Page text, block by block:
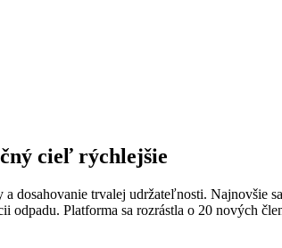
cieľ rýchlejšie
dosahovanie trvalej udržateľnosti. Najnovšie
Platforma sa rozrástla o 20 nových